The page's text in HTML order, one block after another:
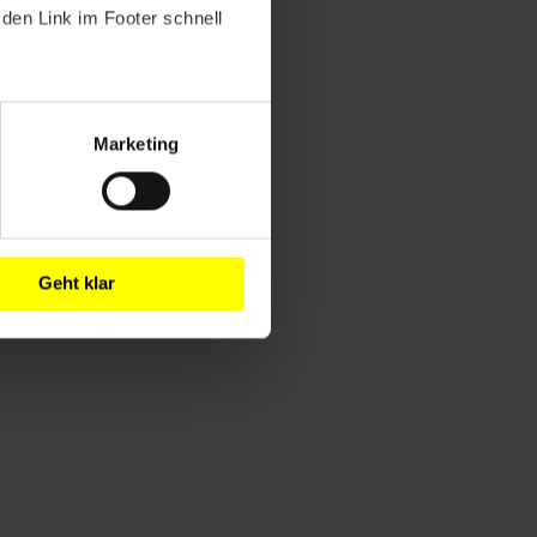
Link im Footer schnell
Marketing
Geht klar